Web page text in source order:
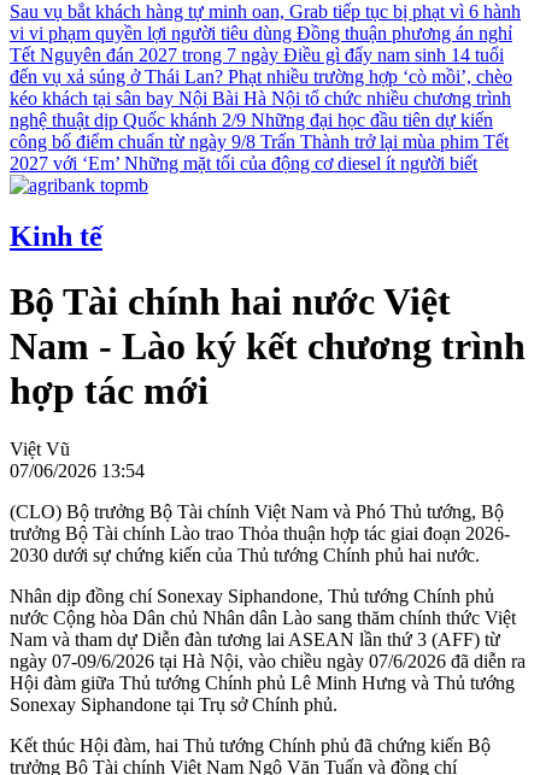
Sau vụ bắt khách hàng tự minh oan, Grab tiếp tục bị phạt vì 6 hành
vi vi phạm quyền lợi người tiêu dùng Đồng thuận phương án nghỉ
Tết Nguyên đán 2027 trong 7 ngày Điều gì đẩy nam sinh 14 tuổi
đến vụ xả súng ở Thái Lan? Phạt nhiều trường hợp ‘cò mồi’, chèo
kéo khách tại sân bay Nội Bài Hà Nội tổ chức nhiều chương trình
nghệ thuật dịp Quốc khánh 2/9 Những đại học đầu tiên dự kiến
công bố điểm chuẩn từ ngày 9/8 Trấn Thành trở lại mùa phim Tết
2027 với ‘Em’ Những mặt tối của động cơ diesel ít người biết
Kinh tế
Bộ Tài chính hai nước Việt
Nam - Lào ký kết chương trình
hợp tác mới
Việt Vũ
07/06/2026 13:54
(CLO) Bộ trưởng Bộ Tài chính Việt Nam và Phó Thủ tướng, Bộ
trưởng Bộ Tài chính Lào trao Thỏa thuận hợp tác giai đoạn 2026-
2030 dưới sự chứng kiến của Thủ tướng Chính phủ hai nước.
Nhân dịp đồng chí Sonexay Siphandone, Thủ tướng Chính phủ
nước Cộng hòa Dân chủ Nhân dân Lào sang thăm chính thức Việt
Nam và tham dự Diễn đàn tương lai ASEAN lần thứ 3 (AFF) từ
ngày 07-09/6/2026 tại Hà Nội, vào chiều ngày 07/6/2026 đã diễn ra
Hội đàm giữa Thủ tướng Chính phủ Lê Minh Hưng và Thủ tướng
Sonexay Siphandone tại Trụ sở Chính phủ.
Kết thúc Hội đàm, hai Thủ tướng Chính phủ đã chứng kiến Bộ
trưởng Bộ Tài chính Việt Nam Ngô Văn Tuấn và đồng chí